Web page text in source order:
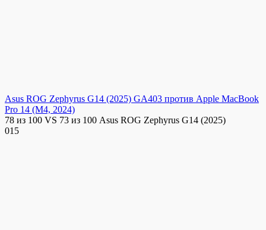
Asus ROG Zephyrus G14 (2025) GA403 против Apple MacBook
Pro 14 (M4, 2024)
78 из 100 VS 73 из 100 Asus ROG Zephyrus G14 (2025)
015